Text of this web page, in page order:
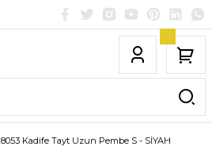
8053 Kadife Tayt Uzun Pembe S - SİYAH